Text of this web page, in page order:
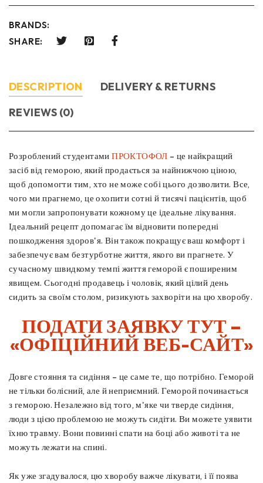
BRANDS:
SHARE:
DESCRIPTION
DELIVERY & RETURNS
REVIEWS (0)
Розроблений студентамиПРОКТОФОЛ – це найкращий
засіб від геморою, який продається за найнижчою ціною,
щоб допомогти тим, хто не може собі цього дозволити. Все,
чого ми прагнемо, це охопити сотні й тисячі пацієнтів, щоб
ми могли запропонувати кожному це ідеальне лікування.
Ідеальний рецепт допомагає їм відновити попередні
пошкодження здоров'я. Він також покращує ваш комфорт і
забезпечує вам безтурботне життя, якого ви прагнете. У
сучасному швидкому темпі життя геморой є поширеним
явищем. Сьогодні продавець і чоловік, який цілий день
сидить за своїм столом, ризикують захворіти на цю хворобу.
ПОДАТИ ЗАЯВКУ ТУТ –
«ОФІЦІЙНИЙ ВЕБ-САЙТ»
Довге стояння та сидіння – це саме те, що потрібно. Геморой
не тільки болісний, але й неприємний. Геморой починається
з геморою. Незалежно від того, м'яке чи тверде сидіння,
люди з цією проблемою не можуть сидіти. Ви можете уявити
їхню травму. Вони повинні спати на боці або животі та не
можуть лежати на спині.
Як уже згадувалося, цю хворобу важче лікувати, і її поява